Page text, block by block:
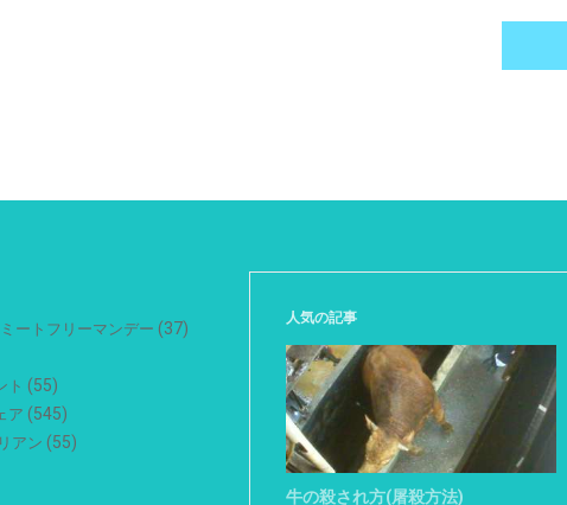
ートフリーマンデー (37)
ト (55)
ア (545)
アン (55)
人気の記事
牛の殺され方(屠殺方法)